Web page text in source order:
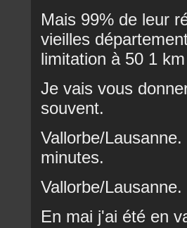
Mais 99% de leur
vieilles
limitation à 50 1
Je vais vous
souvent.
Vallorbe/
minutes.
Vallorbe/
En mai j'ai été en